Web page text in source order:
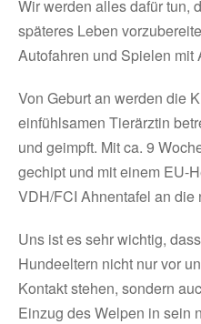
Wir werden alles dafür tun,
späteres Leben
Autofahren und Spielen mit
Von Geburt an werden die
einfühlsamen Tierärztin
und geimpft. Mit ca. 9
gechipt und mit einem EU-
VDH/FCI Ahnentafel an die
Uns ist es sehr wichtig,
Hundeeltern nicht nur vor
Kontakt stehen, sondern
Einzug des Welpen in sein